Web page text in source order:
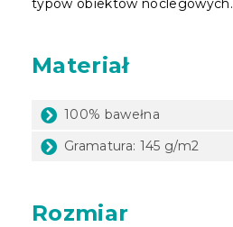
typów obiektów noclegowych.
Materiał
100% bawełna
Gramatura: 145 g/m2
Rozmiar